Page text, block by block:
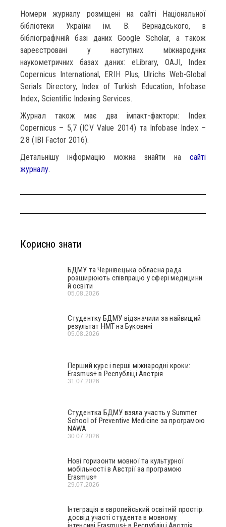
Номери журналу розміщені на сайті Національної
бібліотеки України ім. В. Вернадського, в
бібліографічній базі даних Google Scholar, а також
зареєстровані у наступних міжнародних
наукометричних базах даних: eLibrary, OAJI, Index
Copernicus International, ERIH Plus, Ulrichs Web-Global
Serials Directory, Index of Turkish Education, Infobase
Index, Scientific Indexing Services.
Журнал також має два імпакт-фактори: Index
Copernicus – 5,7 (ICV Value 2014) та Infobase Index –
2.8 (IBI Factor 2016).
Детальнішу інформацію можна знайти на сайті
журналу.
Корисно знати
БДМУ та Чернівецька обласна рада
розширюють співпрацю у сфері медицини
й освіти
05.08.2026
Студентку БДМУ відзначили за найвищий
результат НМТ на Буковині
05.08.2026
Перший курс і перші міжнародні кроки:
Erasmus+ в Республіці Австрія
31.07.2026
Студентка БДМУ взяла участь у Summer
School of Preventive Medicine за програмою
NAWA
30.07.2026
Нові горизонти мовної та культурної
мобільності в Австрії за програмою
Erasmus+
29.07.2026
Інтеграція в європейський освітній простір:
досвід участі студента в мовному